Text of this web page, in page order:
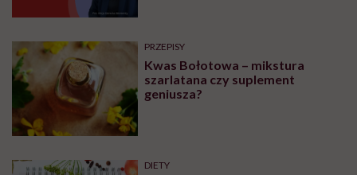
PRZEPISY
Kwas Bołotowa – mikstura
szarlatana czy suplement
geniusza?
DIETY